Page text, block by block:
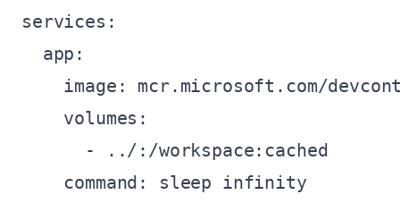
services:
  app:
image: mcr.microsoft.com/
    volumes:
      - ../:/workspace:cached
    command: sleep infinity